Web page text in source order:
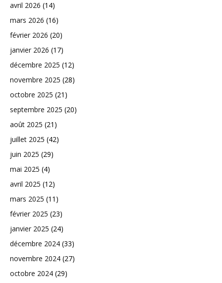
avril 2026 (14)
mars 2026 (16)
février 2026 (20)
janvier 2026 (17)
décembre 2025 (12)
novembre 2025 (28)
octobre 2025 (21)
septembre 2025 (20)
août 2025 (21)
juillet 2025 (42)
juin 2025 (29)
mai 2025 (4)
avril 2025 (12)
mars 2025 (11)
février 2025 (23)
janvier 2025 (24)
décembre 2024 (33)
novembre 2024 (27)
octobre 2024 (29)